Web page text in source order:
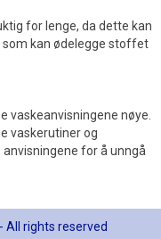
for lenge, da dette kan
kan ødelegge stoffet
vaskeanvisningene nøye.
vaskerutiner og
for å unngå
All rights reserved